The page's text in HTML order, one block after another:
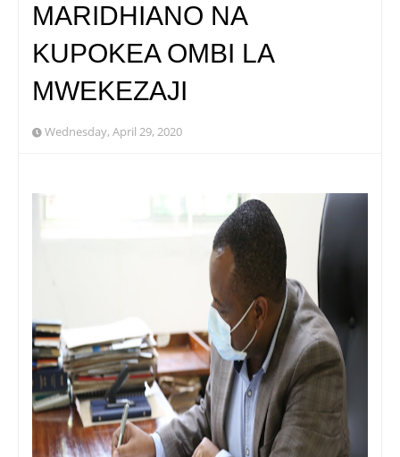
MARIDHIANO NA
KUPOKEA OMBI LA
MWEKEZAJI
Wednesday, April 29, 2020